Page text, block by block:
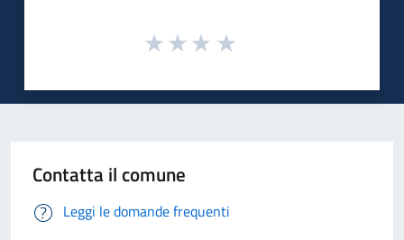
Contatta il comune
Leggi le domande frequenti